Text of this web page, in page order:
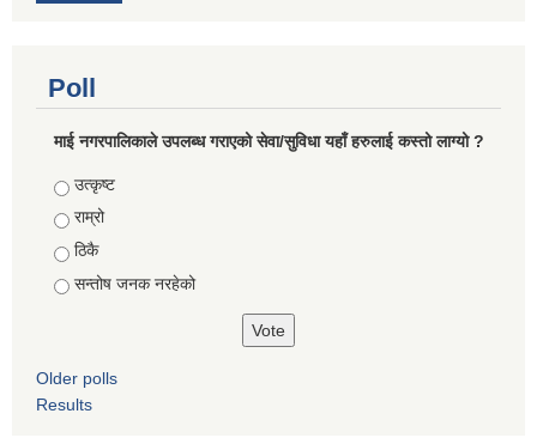
Poll
माई नगरपालिकाले उपलब्ध गराएको सेवा/सुविधा यहाँ हरुलाई कस्तो लाग्यो ?
Choices
उत्कृष्ट
राम्रो
ठिकै
सन्तोष जनक नरहेको
Older polls
Results